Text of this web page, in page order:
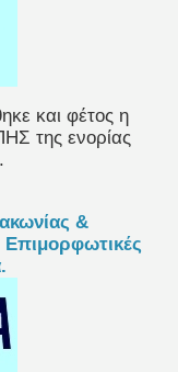
και φέτος η
της ενορίας
.
&